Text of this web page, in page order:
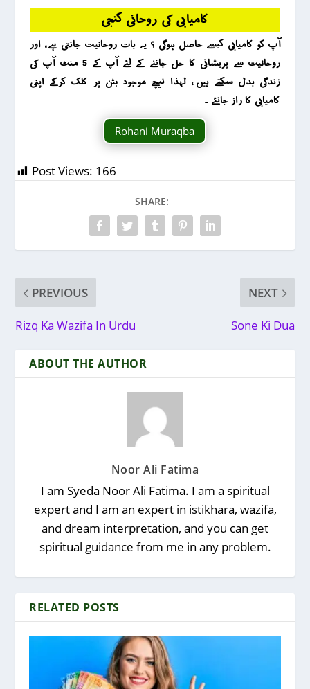
کامیابی کی روحانی کنجی
آپ کو کامیابی کیسے حاصل ہوگی ؟ یہ بات روحانیت جانتی ہے ، اور
روحانیت سے پریشانی کا حل جاننے کے لئے آپ کے 5 منٹ آپ کی
زندگی بدل سکتے ہیں ، لہذا نیچے موجود بٹن پر کلک کرکے اپنی
کامیابی کا راز جانئے ۔
Rohani Muraqba
Post Views: 166
SHARE:
PREVIOUS
Rizq Ka Wazifa In Urdu
NEXT
Sone Ki Dua
ABOUT THE AUTHOR
Noor Ali Fatima
I am Syeda Noor Ali Fatima. I am a spiritual
expert and I am an expert in istikhara, wazifa,
and dream interpretation, and you can get
spiritual guidance from me in any problem.
RELATED POSTS